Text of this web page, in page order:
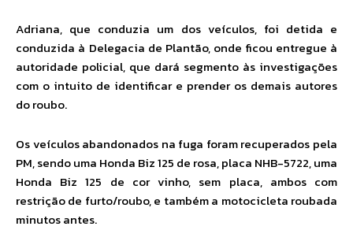
Adriana, que conduzia um dos veículos, foi detida e
conduzida à Delegacia de Plantão, onde ficou entregue à
autoridade policial, que dará segmento às investigações
com o intuito de identificar e prender os demais autores
do roubo.
Os veículos abandonados na fuga foram recuperados pela
PM, sendo uma Honda Biz 125 de rosa, placa NHB-5722, uma
Honda Biz 125 de cor vinho, sem placa, ambos com
restrição de furto/roubo, e também a motocicleta roubada
minutos antes.